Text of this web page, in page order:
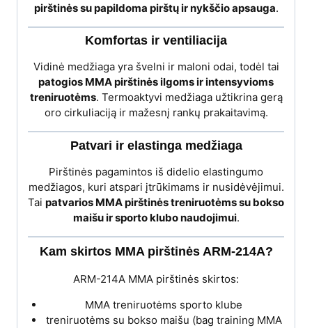
pirštinės su papildoma pirštų ir nykščio apsauga.
Komfortas ir ventiliacija
Vidinė medžiaga yra švelni ir maloni odai, todėl tai
patogios MMA pirštinės ilgoms ir intensyvioms
treniruotėms. Termoaktyvi medžiaga užtikrina gerą
oro cirkuliaciją ir mažesnį rankų prakaitavimą.
Patvari ir elastinga medžiaga
Pirštinės pagamintos iš didelio elastingumo
medžiagos, kuri atspari įtrūkimams ir nusidėvėjimui.
Tai patvarios MMA pirštinės treniruotėms su bokso
maišu ir sporto klubo naudojimui.
Kam skirtos MMA pirštinės ARM-214A?
ARM-214A MMA pirštinės skirtos:
MMA treniruotėms sporto klube
treniruotėms su bokso maišu (bag training MMA